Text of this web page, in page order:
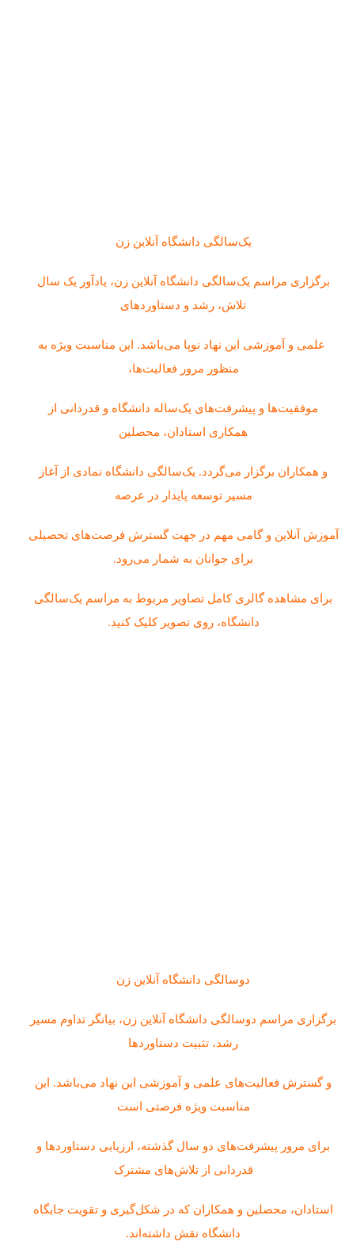
یک‌سالگی دانشگاه آنلاین زن
برگزاری مراسم یک‌سالگی دانشگاه آنلاین زن، یادآور یک سال
تلاش، رشد و دستاوردهای
علمی و آموزشی این نهاد نوپا می‌باشد. این مناسبت ویژه به
منظور مرور فعالیت‌ها،
موفقیت‌ها و پیشرفت‌های یک‌ساله دانشگاه و قدردانی از
همکاری استادان، محصلین
و همکاران برگزار می‌گردد. یک‌سالگی دانشگاه نمادی از آغاز
مسیر توسعه پایدار در عرصه
آموزش آنلاین و گامی مهم در جهت گسترش فرصت‌های تحصیلی
برای جوانان به شمار می‌رود.
برای مشاهده گالری کامل تصاویر مربوط به مراسم یک‌سالگی
دانشگاه، روی تصویر کلیک کنید.
دوسالگی دانشگاه آنلاین زن
برگزاری مراسم دوسالگی دانشگاه آنلاین زن، بیانگر تداوم مسیر
رشد، تثبیت دستاوردها
و گسترش فعالیت‌های علمی و آموزشی این نهاد می‌باشد. این
مناسبت ویژه فرصتی است
برای مرور پیشرفت‌های دو سال گذشته، ارزیابی دستاوردها و
قدردانی از تلاش‌های مشترک
استادان، محصلین و همکاران که در شکل‌گیری و تقویت جایگاه
دانشگاه نقش داشته‌اند.